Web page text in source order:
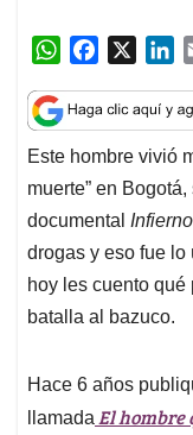
W
a
t
s
A
p
p
c
e
b
o
o
k
n
k
e
d
I
n
Este hombre vivió
muerte” en
documental
drogas y eso fue lo
hoy les cuento
batalla al bazuco.
Hace 6 años
llamada El hombre